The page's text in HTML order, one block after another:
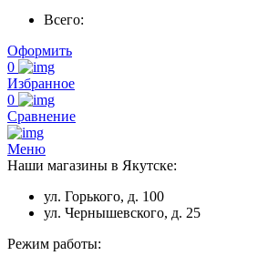
Всего:
Оформить
0
Избранное
0
Сравнение
Меню
Наши магазины в Якутске:
ул. Горького, д. 100
ул. Чернышевского, д. 25
Режим работы: